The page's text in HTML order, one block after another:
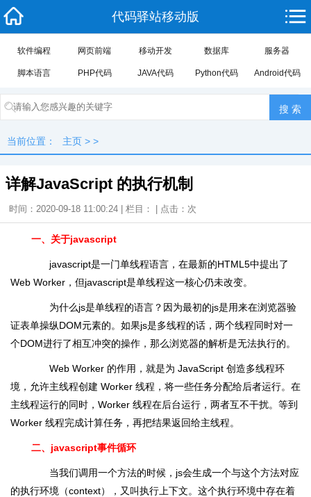
代码驿站移动版
软件编程 网页前端 移动开发 数据库 服务器
脚本语言 PHP代码 JAVA代码 Python代码 Android代码
当前位置： 主页 > >
详解JavaScript 的执行机制
时间：2020-09-18 11:00:24 | 栏目： | 点击： 次
一、关于javascript
javascript是一门单线程语言，在最新的HTML5中提出了
Web Worker，但javascript是单线程这一核心仍未改变。
为什么js是单线程的语言？因为最初的js是用来在浏览器验
证表单操纵DOM元素的。如果js是多线程的话，两个线程同时对一
个DOM进行了相互冲突的操作，那么浏览器的解析是无法执行的。
Web Worker 的作用，就是为 JavaScript 创造多线程环
境，允许主线程创建 Worker 线程，将一些任务分配给后者运行。在
主线程运行的同时，Worker 线程在后台运行，两者互不干扰。等到
Worker 线程完成计算任务，再把结果返回给主线程。
二、javascript事件循环
当我们调用一个方法的时候，js会生成一个与这个方法对应
的执行环境（context），又叫执行上下文。这个执行环境中存在着